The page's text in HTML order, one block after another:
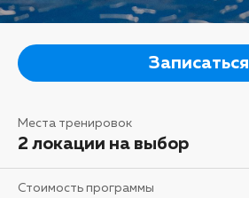
Записаться
Места тренировок
2 локации на выбор
Стоимость программы